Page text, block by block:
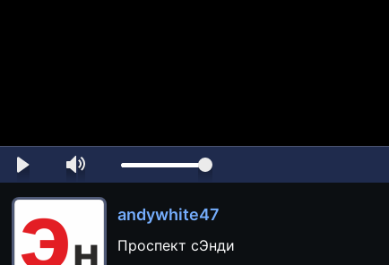
andywhite47
Проспект сЭнди